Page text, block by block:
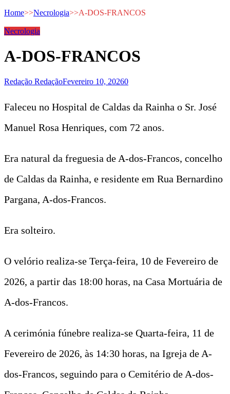
Home>>Necrologia>>A-DOS-FRANCOS
Necrologia
A-DOS-FRANCOS
Redação RedaçãoFevereiro 10, 20260
Faleceu no Hospital de Caldas da Rainha o Sr. José
Manuel Rosa Henriques, com 72 anos.
Era natural da freguesia de A-dos-Francos, concelho
de Caldas da Rainha, e residente em Rua Bernardino
Pargana, A-dos-Francos.
Era solteiro.
O velório realiza-se Terça-feira, 10 de Fevereiro de
2026, a partir das 18:00 horas, na Casa Mortuária de
A-dos-Francos.
A cerimónia fúnebre realiza-se Quarta-feira, 11 de
Fevereiro de 2026, às 14:30 horas, na Igreja de A-
dos-Francos, seguindo para o Cemitério de A-dos-